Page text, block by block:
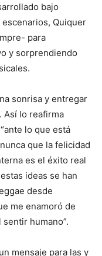
bajo
Quiquer
para
y sorprendiendo
sonrisa y entregar
Así lo reafirma
lo que está
que la felicidad
es el éxito real
ideas se han
desde
me enamoró de
humano”.
mensaje para las y